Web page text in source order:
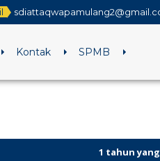
Kontak SPMB
1 tahun yang lalu/ Selamat